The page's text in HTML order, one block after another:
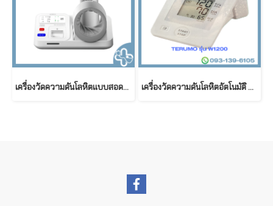
เครื่องวัดความดันโลหิตแบบสอดแขน Yuwell YE991 | Automatic Blood Pressure Monitor with Printer เครื่องวัดความดันโลหิตอัตโนมัติ ยี่ห้อ TERUMO รุ่น W1200